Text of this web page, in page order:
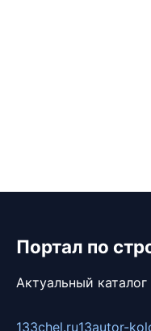
Портал по
Актуальный
133chel.ru13autor-